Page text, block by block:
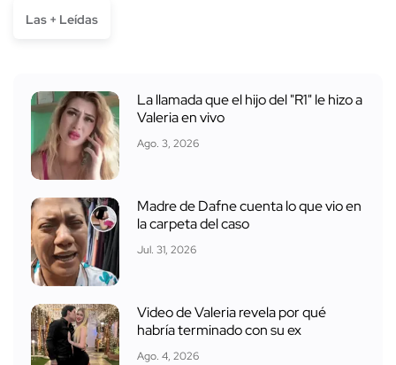
Las + Leídas
La llamada que el hijo del "R1" le hizo a
Valeria en vivo
Ago. 3, 2026
Madre de Dafne cuenta lo que vio en
la carpeta del caso
Jul. 31, 2026
Video de Valeria revela por qué
habría terminado con su ex
Ago. 4, 2026